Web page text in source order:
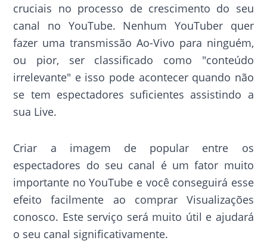
cruciais no processo de crescimento do seu
canal no YouTube. Nenhum YouTuber quer
fazer uma transmissão Ao-Vivo para ninguém,
ou pior, ser classificado como "conteúdo
irrelevante" e isso pode acontecer quando não
se tem espectadores suficientes assistindo a
sua Live.
Criar a imagem de popular entre os
espectadores do seu canal é um fator muito
importante no YouTube e você conseguirá esse
efeito facilmente ao comprar Visualizações
conosco. Este serviço será muito útil e ajudará
o seu canal significativamente.